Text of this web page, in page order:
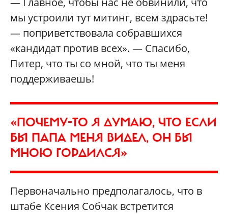
мы устроили тут митинг, всем здрасьте!
— поприветствовала собравшихся
«кандидат против всех». — Спасибо,
Питер, что ты со мной, что ты меня
поддерживаешь!
«ПОЧЕМУ-ТО Я ДУМАЮ, ЧТО ЕСЛИ
БЫ ПАПА МЕНЯ ВИДЕЛ, ОН БЫ
МНОЮ ГОРДИЛСЯ»
Первоначально предполагалось, что в
штабе Ксения Собчак встретится